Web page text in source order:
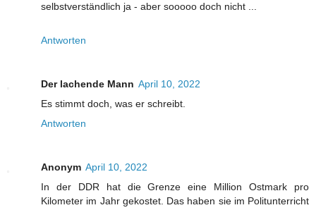
selbstverständlich ja - aber sooooo doch nicht ...
Antworten
Der lachende Mann April 10, 2022
Es stimmt doch, was er schreibt.
Antworten
Anonym April 10, 2022
In der DDR hat die Grenze eine Million Ostmark pro
Kilometer im Jahr gekostet. Das haben sie im Politunterricht